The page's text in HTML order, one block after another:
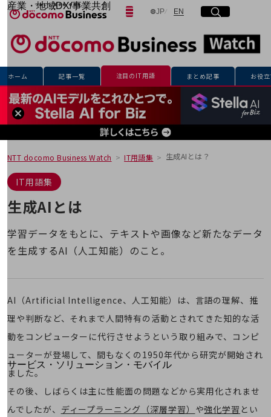
産業・地域DX/事業共創
OPEN HUB for Plural Futures
自律・分散・協調型社会の実現を目指し、
「社会可能性」を探究・実装する事業共創エコシステムです。
OPEN HUB for Plural Futuresとは
イベント/ウェビナー
記事コンテンツ
プレイヤー(カタリスト/パートナー企業)
事例
Smart World
産業・地域DXプラットフォーマーとして
企業と地域が持続成長する社会を目指します
Smart City
Smart Education
Smart Healthcare
Smart Mobility
生成AI(Generative AI)
地域の取り組み
LGPF(Local Government Platform)
別ウィンドウで開きます
サービス・ソリューション・モバイル
サービス・ソリューションTOP
サービス・ソリューションをご紹介
JP日本語
ENEnglish
サイト内検索
開く
メニュー
開く
フリーワードを入力して探す
フリーワードでNTTドコモビジネスの
検索する
ホーム 記事一覧 注目のIT用語 まとめ記事 お役
NTT docomo Business Watch IT用語集 生成AIとは？
IT用語集
生成AIとは
学習データをもとに、テキストや画像など新たなデータ
を生成するAI（人工知能）のこと。
AI（Artificial Intelligence、人工知能）は、言語の理解、推
理や判断など、それまで人間特有の活動とされてきた知的な活
動をコンピューターに代行させようという取り組みで、コンピ
ューターが登場して、間もなくの1950年代から研究が開始され
ました。
その後、しばらくは主に性能面の問題などから実用化されませ
んでしたが、 ディープラーニング（深層学習） や強化学習 とい